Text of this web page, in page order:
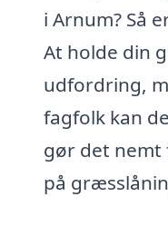
i Arnum? Så
At holde din
udfordring,
fagfolk kan
gør det nemt
på